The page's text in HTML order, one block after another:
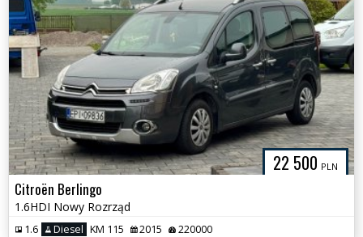
22 500 PLN
Citroën Berlingo
1.6HDI Nowy Rozrząd
1.6 Diesel KM 115 2015 220000